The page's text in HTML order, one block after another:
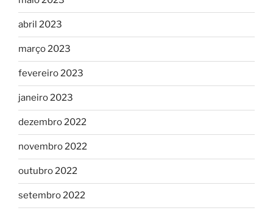
abril 2023
março 2023
fevereiro 2023
janeiro 2023
dezembro 2022
novembro 2022
outubro 2022
setembro 2022